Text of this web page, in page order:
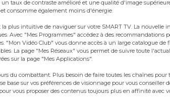
taux de contraste amélioré et une qualité d'image
consomme également moins d'énergie.
plus intuitive de naviguer sur votre SMART TV. La nouvelle
Avec "Mes Programmes" accédez à des recommandations
"Mon Vidéo Club" vous donne accès à un large catalogue de
La page "Mes Réseaux" vous permet de suivre toute
sur la page "Mes Applications".
du combattant. Plus besoin de faire toutes les chaînes pour
sur vos préférences de visionnage pour vous conseiller
vous proposer des contenus toujours plus en affinité avec